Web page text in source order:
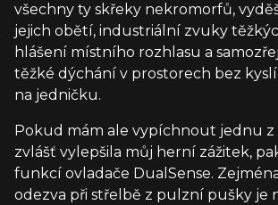
všechny ty skřeky nekromorfů,
jejich obětí, industriální zvuky
hlášení místního rozhlasu a
těžké dýchání v prostorech bez
na jedničku.
Pokud mám ale vypíchnout jednu z
zvlášť vylepšila můj herní zážitek,
funkcí ovladače DualSense.
odezva při střelbě z pulzní pušky je